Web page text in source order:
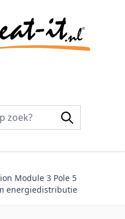
Module 3 Pole 5
energiedistributie